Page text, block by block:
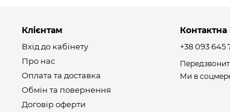
Клієнтам
Вхід до кабінету
Про нас
Оплата та доставка
Обмін та повернення
Договір оферти
Контактна
+38 093 645
Ми в